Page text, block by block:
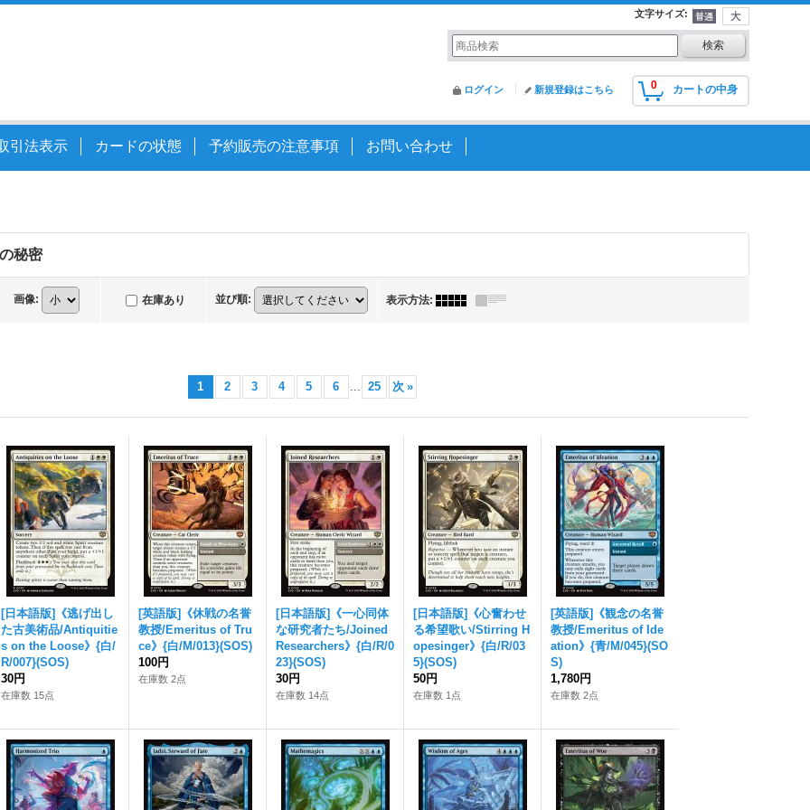
文字サイズ:
0 カートの中身
ログイン 新規登録はこちら
引法表示 カードの状態 予約販売の注意事項 お問い合わせ
秘密
画像: 在庫あり 並び順: 表示方法:
1 2 3 4 5 6 ... 25 次 »
[日本語版]《逃げ出し
た古美術品/Antiquitie
s on the Loose》{白/
R/007}(SOS)
30円
在庫数 15点
[英語版]《休戦の名誉
教授/Emeritus of Tru
ce》{白/M/013}(SOS)
100円
在庫数 2点
[日本語版]《一心同体
な研究者たち/Joined
Researchers》{白/R/0
23}(SOS)
30円
在庫数 14点
[日本語版]《心奮わせ
る希望歌い/Stirring H
opesinger》{白/R/03
5}(SOS)
50円
在庫数 1点
[英語版]《観念の名誉
教授/Emeritus of Ide
ation》{青/M/045}(SO
S)
1,780円
在庫数 2点